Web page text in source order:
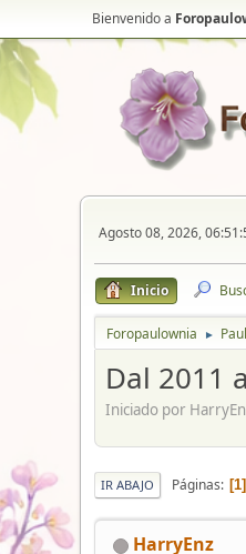
Bienvenido a
Agosto 08, 2026,
Inicio
Foropaulownia ►
Dal 2011
Iniciado por
IR ABAJO Páginas 1
HarryEnz